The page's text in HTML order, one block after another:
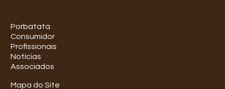
Porbatata
Consumidor
Profissionais
Notícias
Associados
Mapa do Site